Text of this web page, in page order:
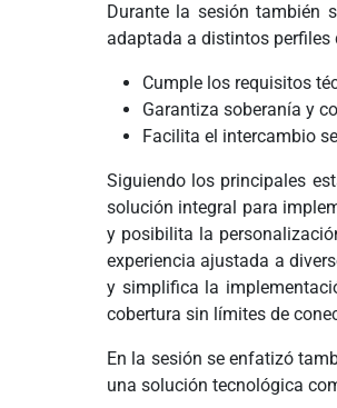
Durante la sesión también
adaptada a distintos
Cumple los requisitos
Garantiza soberanía y
Facilita el intercambio
Siguiendo los principales
solución integral para
y posibilita la
experiencia ajustada a
y simplifica la
cobertura sin límites de
En la sesión se enfatizó
una solución tecnológica